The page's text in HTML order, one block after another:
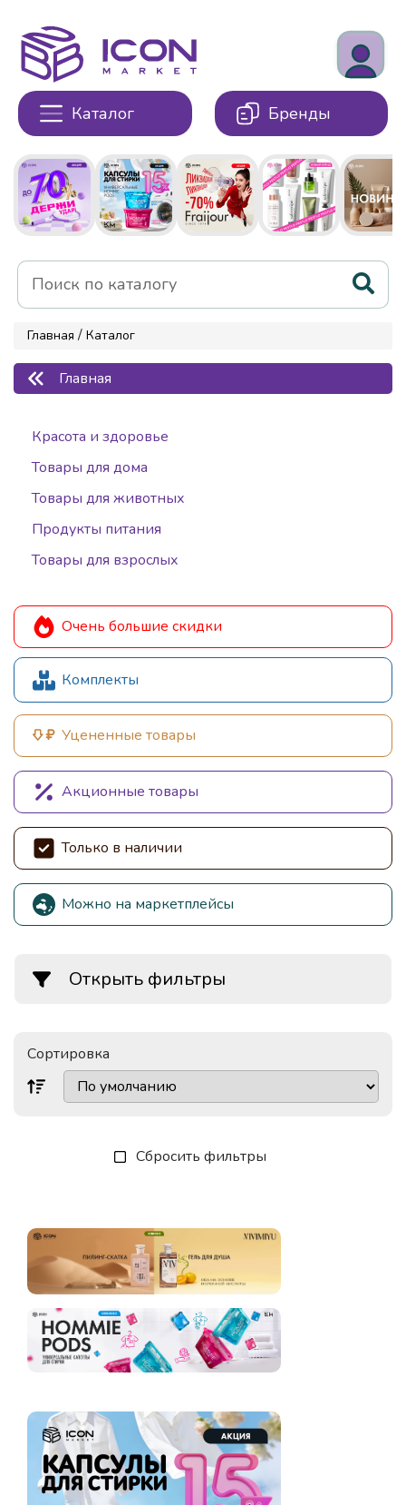
Каталог Бренды
Главная / Каталог
Главная
Красота и здоровье
Товары для дома
Товары для животных
Продукты питания
Товары для взрослых
Очень большие скидки
Комплекты
Уцененные товары
Акционные товары
Только в наличии
Можно на маркетплейсы
Открыть фильтры
Сортировка
Сбросить фильтры